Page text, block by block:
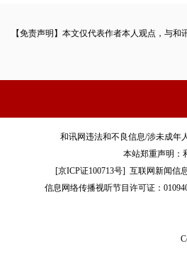
【免责声明】本文仅代表作者本人观点，与
和讯网违法和不良信息/涉未成年
本站郑重声明：
[京ICP证100713号]互联网新闻信
信息网络传播视听节目许可证：